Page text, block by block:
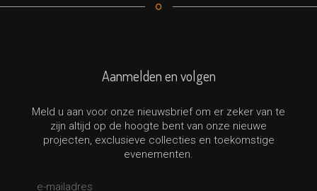
Aanmelden en volgen
Meld u aan voor onze nieuwsbrief om er zeker van te
zijn altijd op de hoogte bent van onze nieuwe
projecten, exclusieve collecties en toekomstige
evenementen.